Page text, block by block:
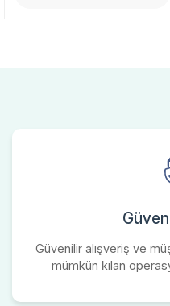
Güvenilir alışveriş ve
mümkün kılan